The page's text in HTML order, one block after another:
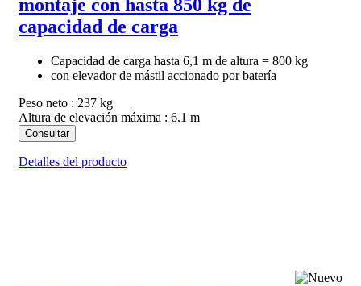
montaje con hasta 850 kg de
capacidad de carga
Capacidad de carga hasta 6,1 m de altura = 800 kg
con elevador de mástil accionado por batería
Peso neto : 237 kg
Altura de elevación máxima : 6.1 m
Consultar
Detalles del producto